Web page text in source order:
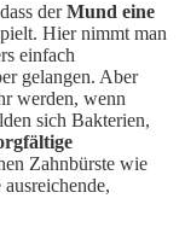
der Mund eine
Hier nimmt man
einfach
gelangen. Aber
werden, wenn
sich Bakterien,